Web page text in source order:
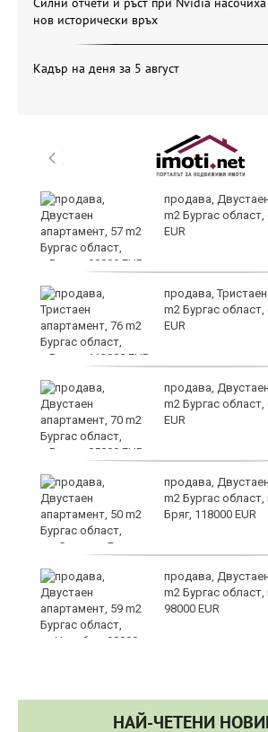
нов исторически връх
Кадър на деня за 5 август
продава,
m2 Бургас
EUR
продава,
m2 Бургас
EUR
продава,
m2 Бургас
EUR
продава,
m2 Бургас
Бряг, 118000 EUR
продава,
m2 Бургас област,
98000 EUR
НАЙ-ЧЕТЕНИ